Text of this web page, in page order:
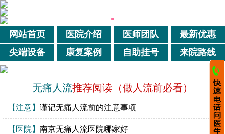
网站首页 医院介绍 医师团队
最新优惠
尖端设备
康复案例 自助挂号 来院路线
无痛人流推荐阅读（做人流前必看）
【注意】 谨记无痛人流前的注意事项
【医院】 南京无痛人流医院哪家好